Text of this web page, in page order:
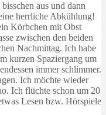
aus und dann
herrliche Abkühlung!
Körbchen mit Obst
zwischen den beiden
Nachmittag. Ich habe
kurzen Spaziergang um
immer schlimmer.
Ich möchte wieder
Ich flüchte schon um 20
Lesen bzw. Hörspiele